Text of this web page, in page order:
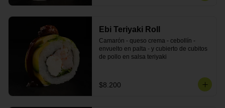
Ebi Teriyaki Roll
Camarón - queso crema - cebollín -
envuelto en palta - y cubierto de cubitos
de pollo en salsa teriyaki
$8.200